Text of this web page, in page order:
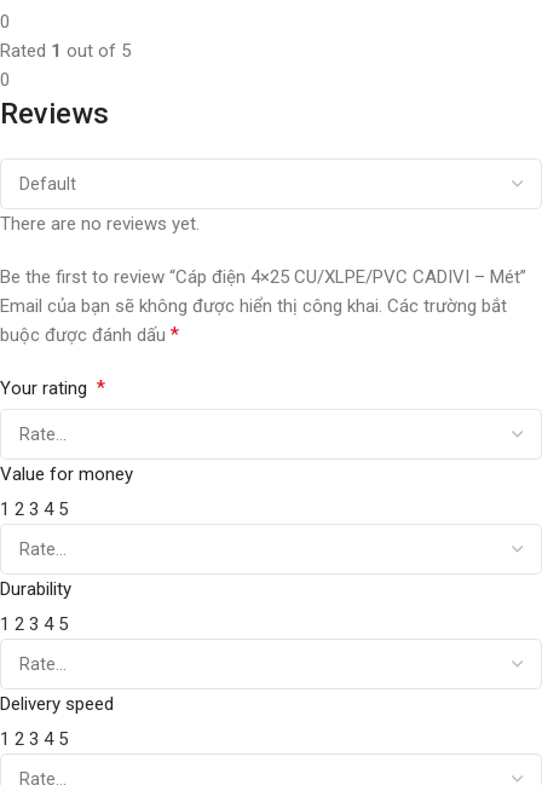
0
Rated 1 out of 5
0
Reviews
There are no reviews yet.
Be the first to review “Cáp điện 4×25 CU/XLPE/PVC CADIVI – Mét”
Email của bạn sẽ không được hiển thị công khai. Các trường bắt
buộc được đánh dấu *
Your rating *
Value for money
1 2 3 4 5
Durability
1 2 3 4 5
Delivery speed
1 2 3 4 5